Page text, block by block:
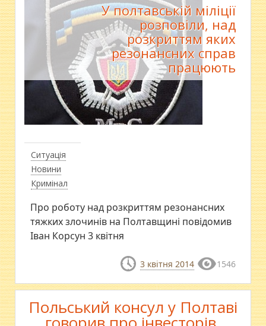
Ситуація
Новини
Кримінал
У полтавській міліції
розповіли, над
розкриттям яких
резонансних справ
працюють
Про роботу над розкриттям резонансних
тяжких злочинів на Полтавщині повідомив
Іван Корсун 3 квітня
3 квітня 2014 1546
Польський консул у Полтаві